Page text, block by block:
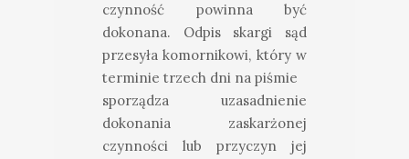
czynność powinna być
dokonana. Odpis skargi sąd
przesyła komornikowi, który w
terminie trzech dni na piśmie
sporządza uzasadnienie
dokonania zaskarżonej
czynności lub przyczyn jej